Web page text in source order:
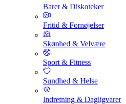
Barer & Diskoteker
Fritid & Fornøjelser
Skønhed & Velvære
Sport & Fitness
Sundhed & Helse
Indretning & Dagligvarer